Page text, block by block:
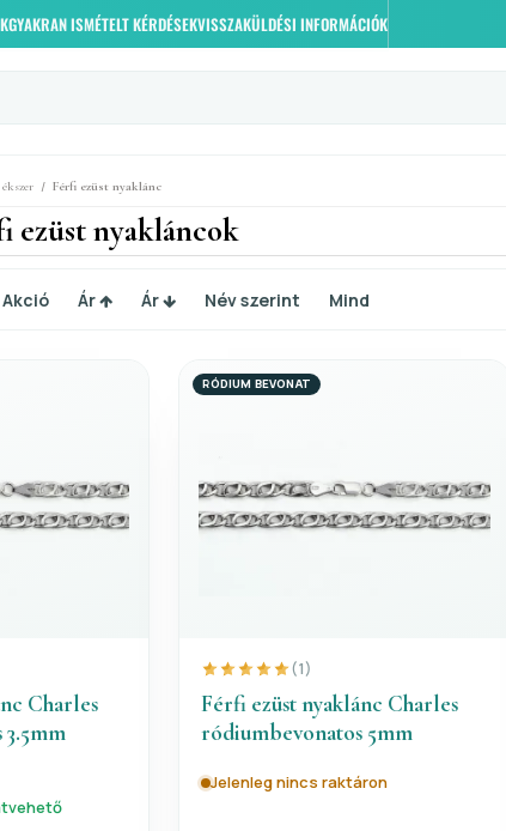
GYAKRAN ISMÉTELT KÉRDÉSEKVISSZAKÜLDÉSI INFORMÁCIÓK
/ Férfi ezüst nyaklánc
ezüst nyakláncok
Akció Ár Ár Név szerint Mind
Charles
RÓDIUM BEVONAT
(1)
Férfi ezüst nyaklánc Charles
ródiumbevonatos 5mm
Jelenleg nincs raktáron